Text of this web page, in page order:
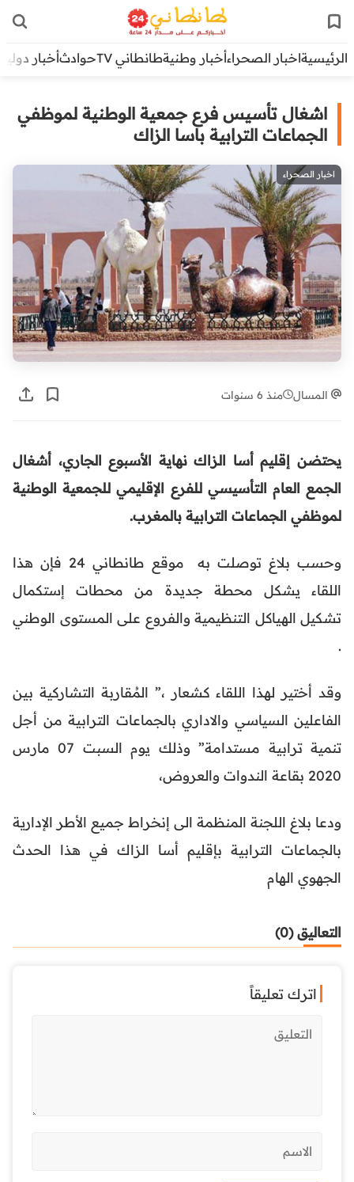
الرئيسيةاخبار الصحراءأخبار وطنيةطانطاني TV حوادثأخبار دولية
اشغال تأسيس فرع جمعية الوطنية لموظفي
الجماعات الترابية باسا الزاك
اخبار الصحراء
المسال منذ 6 سنوات
يحتضن إقليم أسا الزاك نهاية الأسبوع الجاري، أشغال
الجمع العام التأسيسي للفرع الإقليمي للجمعية الوطنية
لموظفي الجماعات الترابية بالمغرب.
وحسب بلاغ توصلت به موقع طانطاني 24 فإن هذا
اللقاء يشكل محطة جديدة من محطات إستكمال
تشكيل الهياكل التنظيمية والفروع على المستوى الوطني
.
وقد أختير لهذا اللقاء كشعار ،” المُقاربة التشاركية بين
الفاعلين السياسي والاداري بالجماعات الترابية من أجل
تنمية ترابية مستدامة” وذلك يوم السبت 07 مارس
2020 بقاعة الندوات والعروض،
ودعا بلاغ اللجنة المنظمة الى إنخراط جميع الأطر الإدارية
بالجماعات الترابية بإقليم أسا الزاك في هذا الحدث
الجهوي الهام
التعاليق (0)
اترك تعليقاً